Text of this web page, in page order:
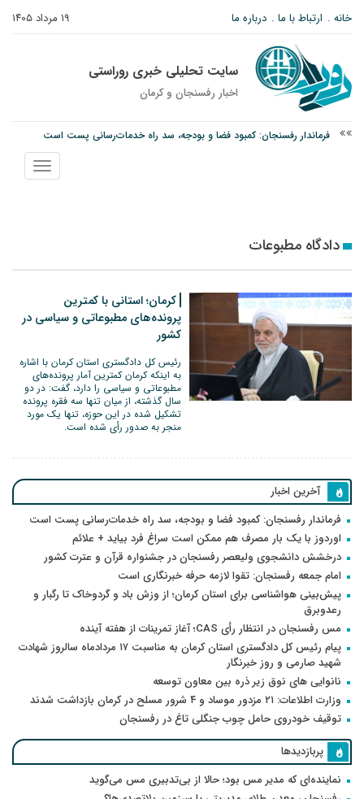
۱۹ مرداد ۱۴۰۵ خانه ارتباط با ما درباره ما
سایت تحلیلی خبری روراستی
اخبار رفسنجان و كرمان
فرماندار رفسنجان: کمبود فضا و بودجه، سد راه خدمات‌رسانی پست است
نمایش
منو
دادگاه مطبوعات
کرمان؛ استانی با کمترین
پرونده‌های مطبوعاتی و سیاسی در
کشور
رئیس کل دادگستری استان کرمان با اشاره
به اینکه کرمان کمترین آمار پرونده‌های
مطبوعاتی و سیاسی را دارد، گفت: در دو
سال گذشته، از میان تنها سه فقره پرونده
تشکیل شده در این حوزه، تنها یک مورد
منجر به صدور رأی شده است.
آخرین اخبار
فرماندار رفسنجان: کمبود فضا و بودجه، سد راه خدمات‌رسانی پست است
اوردوز با یک بار مصرف هم ممکن است سراغ فرد بیاید + علائم
درخشش دانشجوی ولیعصر رفسنجان در جشنواره قرآن و عترت کشور
امام جمعه رفسنجان: تقوا لازمه حرفه خبرنگاری است
پیش‌بینی هواشناسی برای استان کرمان؛ از وزش باد و گردوخاک تا رگبار و
رعدوبرق
مس رفسنجان در انتظار رأی CAS؛ آغاز تمرینات از هفته آینده
پیام رئیس کل دادگستری استان کرمان به مناسبت ۱۷ مردادماه سالروز شهادت
شهید صارمی و روز خبرنگار
نانوایی های نوق زیر ذره بین معاون توسعه
وزارت اطلاعات: ۲۱ مزدور موساد و ۴ شرور مسلح در کرمان بازداشت شدند
توقیف خودروی حامل چوب جنگلی تاغ در رفسنجان
پربازدیدها
نماینده‌ای که مدیر مس بود؛ حالا از بی‌تدبیری مس می‌گوید